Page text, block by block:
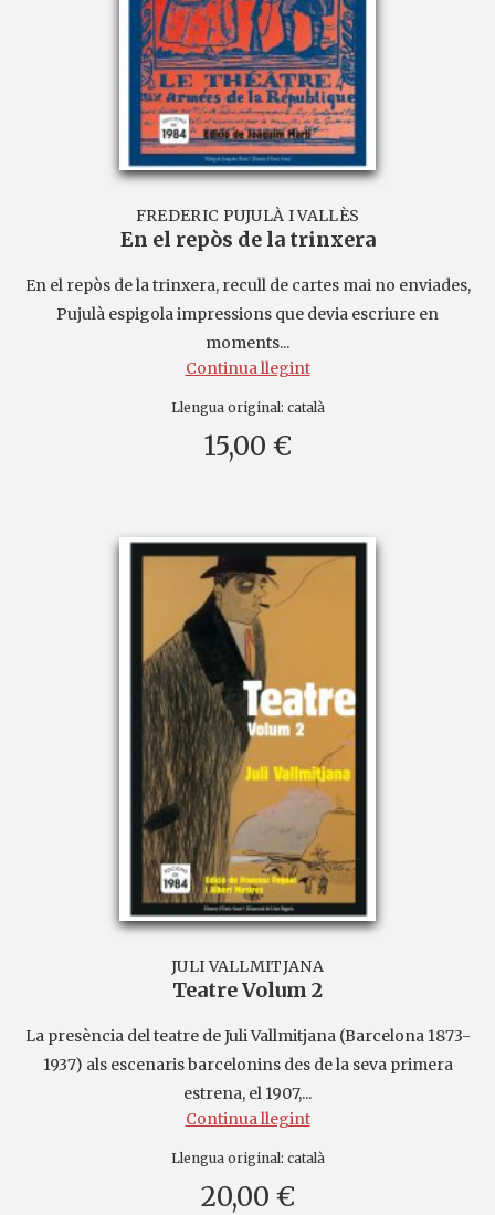
FREDERIC PUJULÀ I VALLÈS
En el repòs de la trinxera
En el repòs de la trinxera, recull de cartes mai no enviades,
Pujulà espigola impressions que devia escriure en
moments...
Continua llegint
Llengua original: català
15,00 €
JULI VALLMITJANA
Teatre Volum 2
La presència del teatre de Juli Vallmitjana (Barcelona 1873-
1937) als escenaris barcelonins des de la seva primera
estrena, el 1907,...
Continua llegint
Llengua original: català
20,00 €